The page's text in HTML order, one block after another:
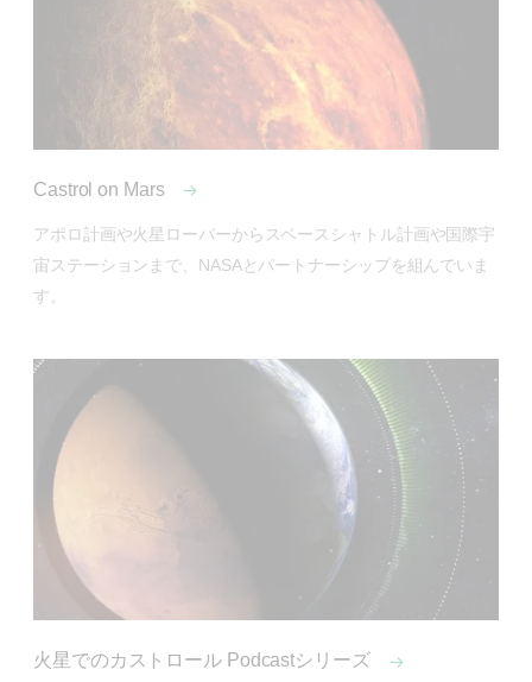
Castrol on Mars
アポロ計画や火星ローバーからスペースシャトル計画や国際宇
宙ステーションまで、NASAとパートナーシップを組んでいま
す。
火星でのカストロール Podcastシリーズ